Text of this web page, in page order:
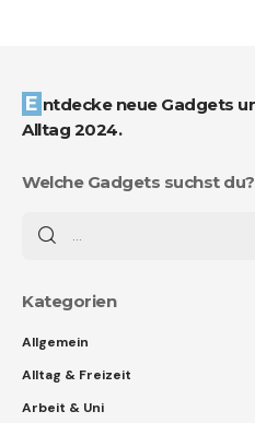
Entdecke neue Gadgets und nützliche Dinge für den
Alltag 2024.
Welche Gadgets suchst du?
Kategorien
Allgemein
Alltag & Freizeit
Arbeit & Uni